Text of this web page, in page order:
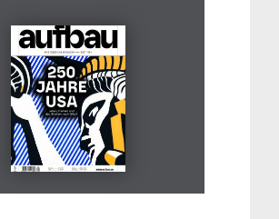
Mai 2026